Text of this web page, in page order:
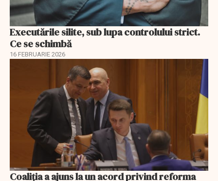
Executările silite, sub lupa controlului strict.
Ce se schimbă
16 FEBRUARIE 2026
Coaliția a ajuns la un acord privind reforma